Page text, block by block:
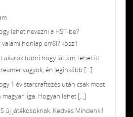
lehet nevezni a HST-be?
honlap erről? köszi!
akarok tudni hogy láttam, lehet itt
vagyok, én leginkább [...]
1 év starcraftezés után csak most
liga. Hogyan lehet [...]
új játékosoknak. Kedves Mindenki!